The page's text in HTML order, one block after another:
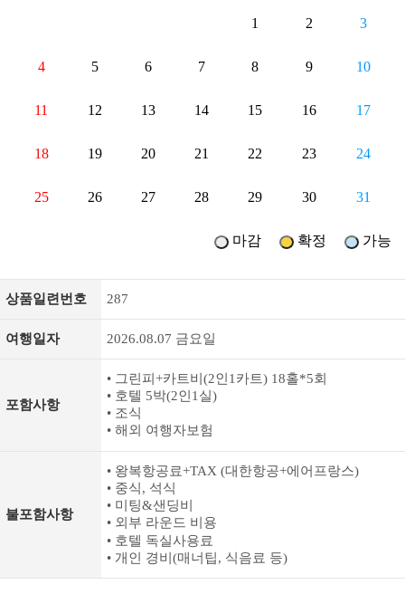
1 2 3
4 5 6 7 8 9 10
11 12 13 14 15 16 17
18 19 20 21 22 23 24
25 26 27 28 29 30 31
가능
확정
마감
상품일련번호 287
여행일자 2026.08.07 금요일
포함사항
• 그린피+카트비(2인1카트) 18홀*5회
• 호텔 5박(2인1실)
• 조식
• 해외 여행자보험
불포함사항
• 왕복항공료+TAX (대한항공+에어프랑스)
• 중식, 석식
• 미팅&샌딩비
• 외부 라운드 비용
• 호텔 독실사용료
• 개인 경비(매너팁, 식음료 등)